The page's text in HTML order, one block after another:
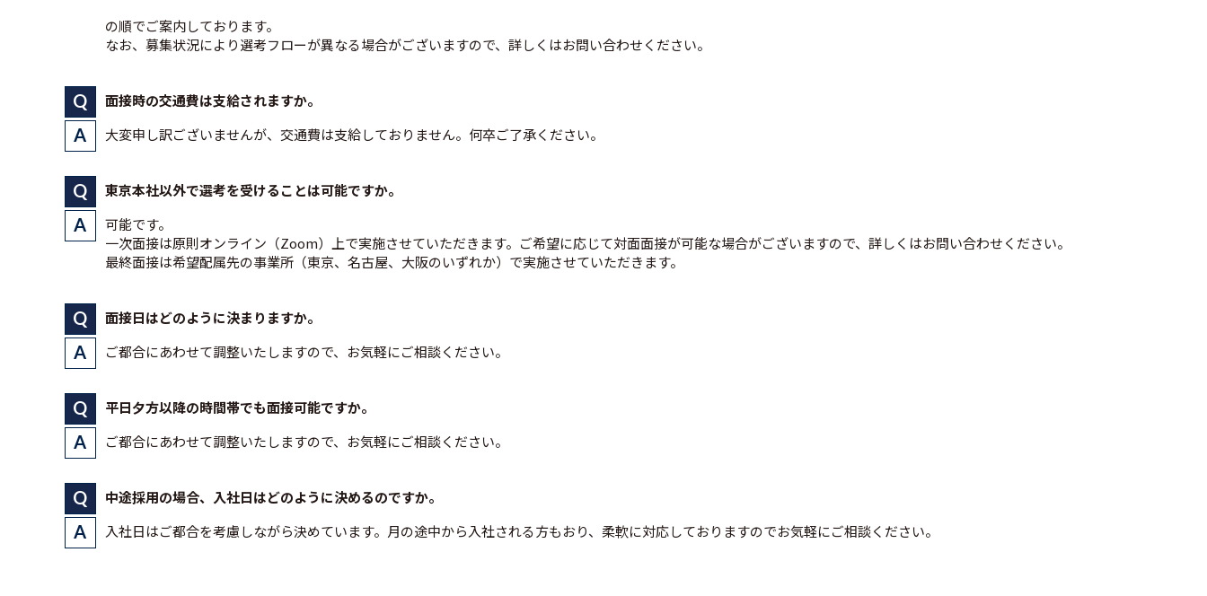
の順でご案内しております。
なお、募集状況により選考フローが異なる場合がございますので、詳しくはお問い合わせください。
面接時の交通費は支給されますか。
大変申し訳ございませんが、交通費は支給しておりません。何卒ご了承ください。
東京本社以外で選考を受けることは可能ですか。
可能です。
一次面接は原則オンライン（Zoom）上で実施させていただきます。ご希望に応じて対面面接が可能な場合がございますので、詳しくはお問い合わせください。
最終面接は希望配属先の事業所（東京、名古屋、大阪のいずれか）で実施させていただきます。
面接日はどのように決まりますか。
ご都合にあわせて調整いたしますので、お気軽にご相談ください。
平日夕方以降の時間帯でも面接可能ですか。
ご都合にあわせて調整いたしますので、お気軽にご相談ください。
中途採用の場合、入社日はどのように決めるのですか。
入社日はご都合を考慮しながら決めています。月の途中から入社される方もおり、柔軟に対応しておりますのでお気軽にご相談ください。